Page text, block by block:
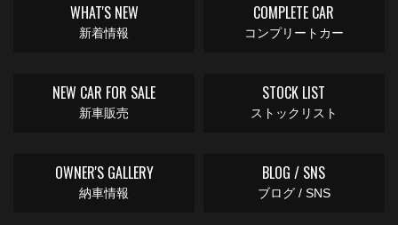
WHAT'S NEW
新着情報
COMPLETE CAR
コンプリートカー
NEW CAR FOR SALE
新車販売
STOCK LIST
ストックリスト
OWNER'S GALLERY
納車情報
BLOG / SNS
ブログ / SNS